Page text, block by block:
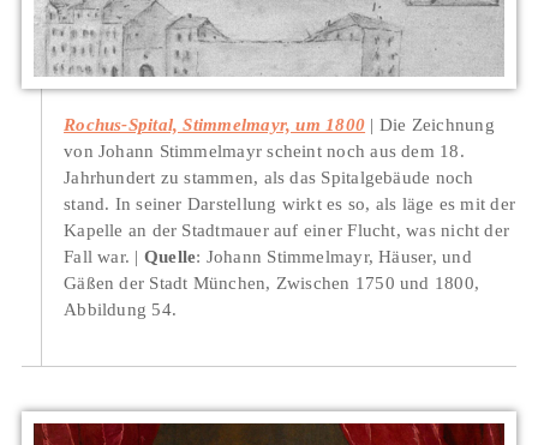
Rochus-Spital, Stimmelmayr, um 1800
Die Zeichnung
von Johann Stimmelmayr scheint noch aus dem 18.
Jahrhundert zu stammen, als das Spitalgebäude noch
stand. In seiner Darstellung wirkt es so, als läge es mit der
Kapelle an der Stadtmauer auf einer Flucht, was nicht der
Fall war.
Quelle: Johann Stimmelmayr, Häuser, und
Gäßen der Stadt München, Zwischen 1750 und 1800,
Abbildung 54.